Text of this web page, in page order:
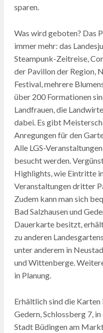
sparen.
Was wird geboten? Das
immer mehr: das
Steampunk-Zeitreise,
der Pavillon der Region,
Festival, mehrere
über 200 Formationen
Landfrauen, die
dabei. Es gibt
Anregungen für den
Alle LGS-
besucht werden.
Highlights, wie Eintritte
Veranstaltungen dritter
Zudem kann man sich
Bad Salzhausen und
Dauerkarte besitzt,
zu anderen
unter anderem in
und Wittenberge.
in Planung.
Erhältlich sind die
Gedern, Schlossberg 7,
Stadt Büdingen am